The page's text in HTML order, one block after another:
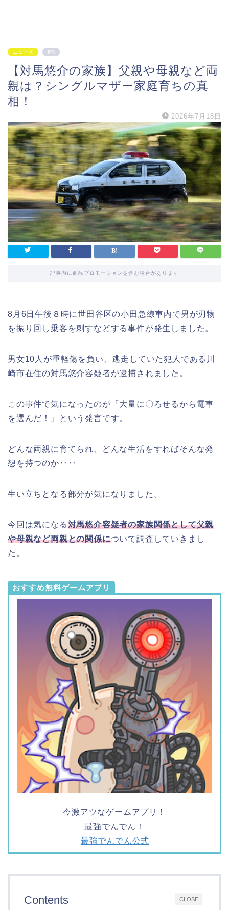
ニュース PR
【対馬悠介の家族】父親や母親など両
親は？シングルマザー家庭育ちの真
相！
2026年7月18日
記事内に商品プロモーションを含む場合があります
8月6日午後８時に世田谷区の小田急線車内で男が刃物
を振り回し乗客を刺すなどする事件が発生しました。
男女10人が重軽傷を負い、逃走していた犯人である川
崎市在住の対馬悠介容疑者が逮捕されました。
この事件で気になったのが『大量に〇ろせるから電車
を選んだ！』という発言です。
どんな両親に育てられ、どんな生活をすればそんな発
想を持つのか‥‥
生い立ちとなる部分が気になりました。
今回は気になる対馬悠介容疑者の家族関係として父親
や母親など両親との関係について調査していきまし
た。
おすすめ無料ゲームアプリ
今激アツなゲームアプリ！
最強でんでん！
最強でんでん公式
CLOSE
Contents